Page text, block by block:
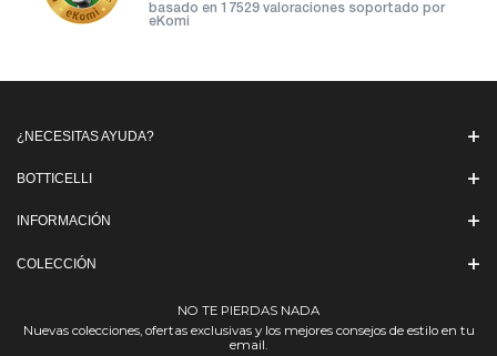
basado en 17529 valoraciones soportado por
eKomi
¿NECESITAS AYUDA?
BOTTICELLI
INFORMACIÓN
COLECCIÓN
NO TE PIERDAS NADA
Nuevas colecciones, ofertas exclusivas y los mejores consejos de estilo en tu
email.